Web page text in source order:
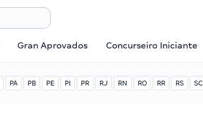
Gran Aprovados Concurseiro Iniciante
PA PB PE PI PR RJ RN RO RR RS SC